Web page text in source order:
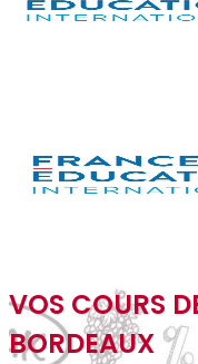
VOS COURS
BORDEAUX